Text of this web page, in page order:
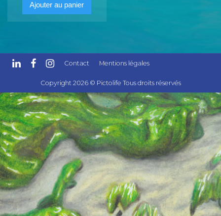
Ajouter au panier
Contact Mentions légales
Copyright 2026 © Pictolife Tous droits réservés